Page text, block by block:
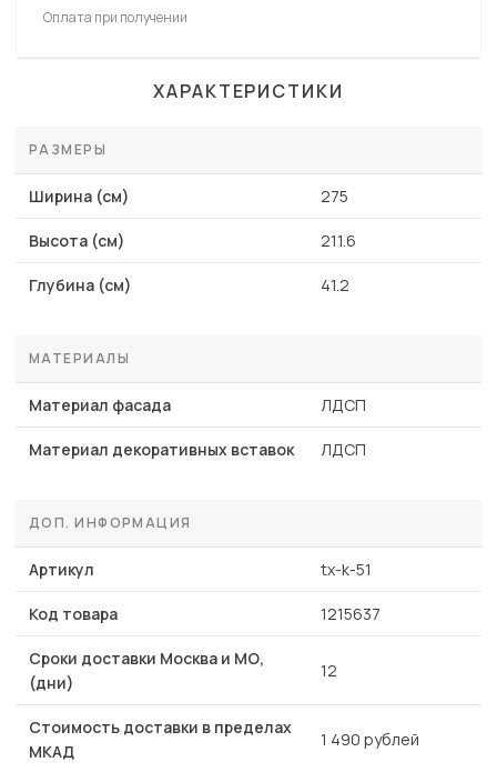
Оплата при получении
ХАРАКТЕРИСТИКИ
РАЗМЕРЫ
Ширина (см) 275
Высота (см) 211.6
Глубина (см) 41.2
МАТЕРИАЛЫ
Материал фасада ЛДСП
Материал декоративных вставок ЛДСП
ДОП. ИНФОРМАЦИЯ
Артикул tx-k-51
Код товара 1215637
Сроки доставки Москва и МО,
(дни)
12
Стоимость доставки в пределах
МКАД
1 490 рублей